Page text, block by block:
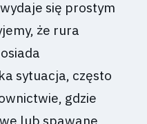
się prostym
że rura
sytuacja, często
gdzie